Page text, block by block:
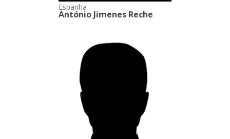
Espanha
António Jimenes Reche